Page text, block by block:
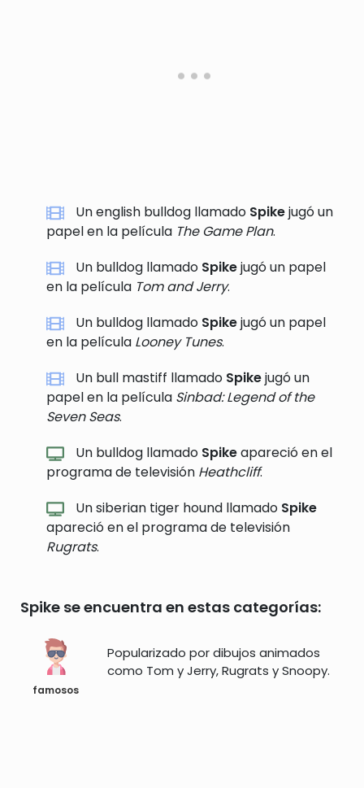
Un english bulldog llamado Spikejugó un
papel en la película The Game Plan.
Un bulldog llamado Spikejugó un papel
en la película Tom and Jerry.
Un bulldog llamado Spikejugó un papel
en la película Looney Tunes.
Un bull mastiff llamado Spikejugó un
papel en la película Sinbad: Legend of the
Seven Seas.
Un bulldog llamado Spikeapareció en el
programa de televisión Heathcliff.
Un siberian tiger hound llamado Spike
apareció en el programa de televisión
Rugrats.
Spike se encuentra en estas categorías:
famosos
Popularizado por dibujos animados
como Tom y Jerry, Rugrats y Snoopy.